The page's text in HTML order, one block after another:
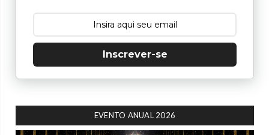
Inscrever-se
EVENTO ANUAL 2026